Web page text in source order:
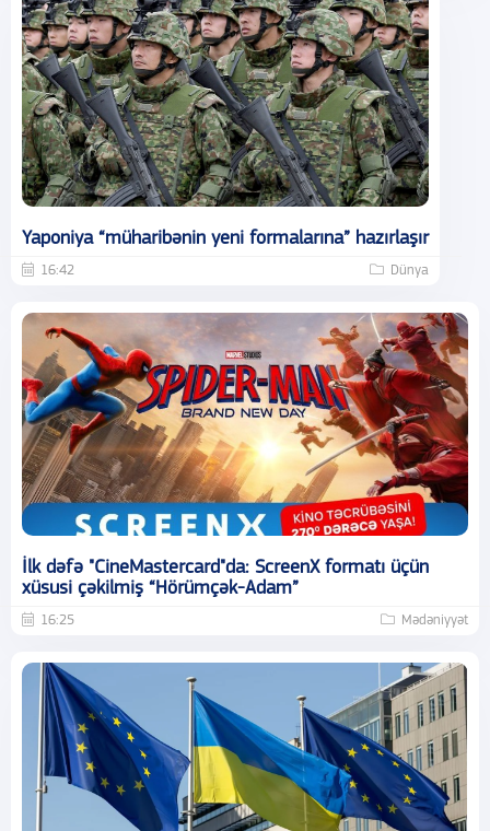
Yaponiya “müharibənin yeni formalarına” hazırlaşır
16:42 Dünya
İlk dəfə "CineMastercard"da: ScreenX formatı üçün
xüsusi çəkilmiş “Hörümçək-Adam”
16:25 Mədəniyyət